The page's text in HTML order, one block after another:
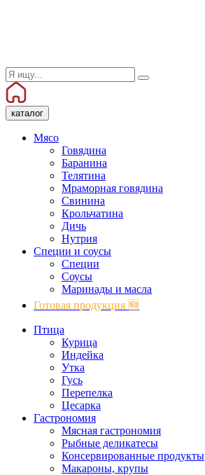
каталог
Мясо
Говядина
Баранина
Телятина
Мраморная говядина
Свинина
Крольчатина
Дичь
Нутрия
Специи и соусы
Специи
Соусы
Маринады и масла
Готовая продукция 🆕
Птица
Курица
Индейка
Утка
Гусь
Перепелка
Цесарка
Гастрономия
Мясная гастрономия
Рыбные деликатесы
Консервированные продукты
Макароны, крупы